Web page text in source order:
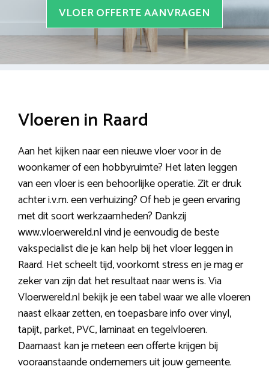
VLOER OFFERTE AANVRAGEN
Vloeren in Raard
Aan het kijken naar een nieuwe vloer voor in de
woonkamer of een hobbyruimte? Het laten leggen
van een vloer is een behoorlijke operatie. Zit er druk
achter i.v.m. een verhuizing? Of heb je geen ervaring
met dit soort werkzaamheden? Dankzij
www.vloerwereld.nl vind je eenvoudig de beste
vakspecialist die je kan help bij het vloer leggen in
Raard. Het scheelt tijd, voorkomt stress en je mag er
zeker van zijn dat het resultaat naar wens is. Via
Vloerwereld.nl bekijk je een tabel waar we alle vloeren
naast elkaar zetten, en toepasbare info over vinyl,
tapijt, parket, PVC, laminaat en tegelvloeren.
Daarnaast kan je meteen een offerte krijgen bij
vooraanstaande ondernemers uit jouw gemeente.